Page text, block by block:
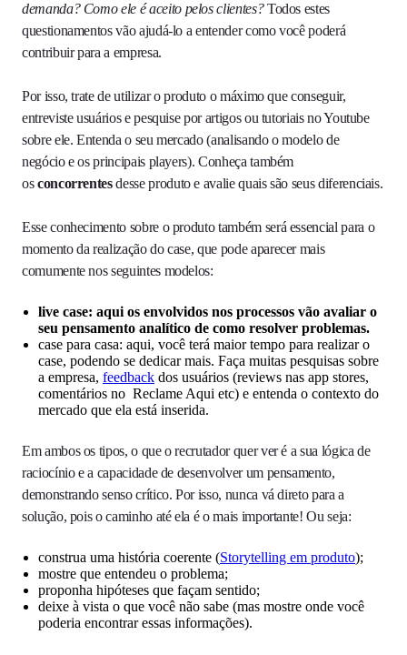
demanda? Como ele é aceito pelos clientes?Todos estes
questionamentos vão ajudá-lo a entender como você poderá
contribuir para a empresa.
Por isso, trate de utilizar o produto o máximo que conseguir,
entreviste usuários e pesquise por artigos ou tutoriais no Youtube
sobre ele. Entenda o seu mercado (analisando o modelo de
negócio e os principais players). Conheça também
osconcorrentesdesse produto e avalie quais são seus diferenciais.
Esse conhecimento sobre o produto também será essencial para o
momento da realização do case, que pode aparecer mais
comumente nos seguintes modelos:
live case: aqui os envolvidos nos processos vão avaliar o
seu pensamento analítico de como resolver problemas.
case para casa: aqui, você terá maior tempo para realizar o
case, podendo se dedicar mais. Faça muitas pesquisas sobre
a empresa, feedback dos usuários (reviews nas app stores,
comentários no Reclame Aqui etc) e entenda o contexto do
mercado que ela está inserida.
Em ambos os tipos, o que o recrutador quer ver é a sua lógica de
raciocínio e a capacidade de desenvolver um pensamento,
demonstrando senso crítico. Por isso, nunca vá direto para a
solução, pois o caminho até ela é o mais importante! Ou seja:
construa uma história coerente (Storytelling em produto);
mostre que entendeu o problema;
proponha hipóteses que façam sentido;
deixe à vista o que você não sabe (mas mostre onde você
poderia encontrar essas informações).